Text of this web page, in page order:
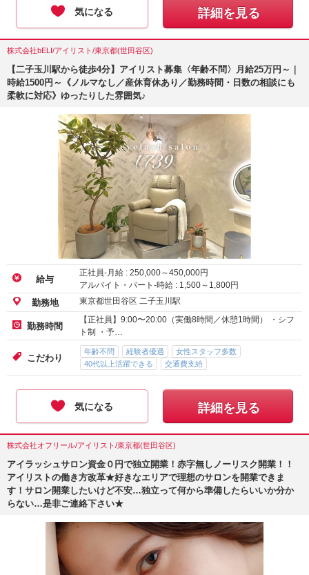
気になる 詳細を見る
株式会社bELI/アイリスト/東京都(世田谷区)
【二子玉川駅から徒歩4分】アイリスト募集〈年齢不問〉月給25万円～｜
時給1500円～《ノルマなし／産休育休あり／勤務時間・日数の相談にも
柔軟に対応》ゆったりした雰囲気♪
給与
正社員-月給 : 250,000～450,000円
アルバイト・パート-時給 : 1,500～ 1,800円
勤務地 東京都世田谷区 二子玉川駅
勤務時間
【正社員】9:00〜20:00（実働8時間／休憩1時間） ・シフ
ト制 ・予…
こだわり
年齢不問 経験者優遇
女性スタッフ多数
40代以上活躍できる
交通費支給
気になる 詳細を見る
株式会社オフリール/アイリスト/東京都(世田谷区)
アイラッシュサロン資金０円で独立開業！赤字無しノーリスク開業！！
アイリストの働き方改革★好きなエリアで理想のサロンを開業できま
す！サロン開業したいけど不安…独立って何から準備したらいいか分か
らない…是非ご連絡下さい★